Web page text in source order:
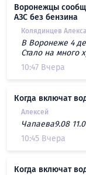
Воронежцы
АЗС без бензина
Колядинцев
В Воронеже 4
Стало на много
10:47 Вчера
Когда включат
Алексей
Чапаева9.08
10:45 Вчера
Когда включат